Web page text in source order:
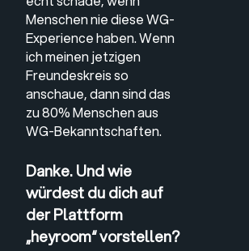
Menschen nie diese WG-
Experience haben. Wenn
ich meinen jetzigen
Freundeskreis so
anschaue, dann sind das
zu 80% Menschen aus
WG-Bekanntschaften.
Danke. Und wie
würdest du dich auf
der Plattform
„heyroom“ vorstellen?